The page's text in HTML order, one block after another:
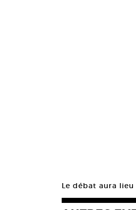
Le débat aura